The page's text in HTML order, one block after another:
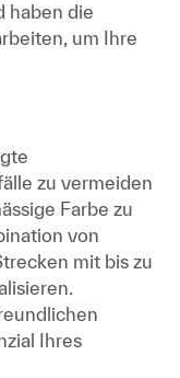
haben die
um Ihre
zu vermeiden
Farbe zu
von
mit bis zu
Ihres